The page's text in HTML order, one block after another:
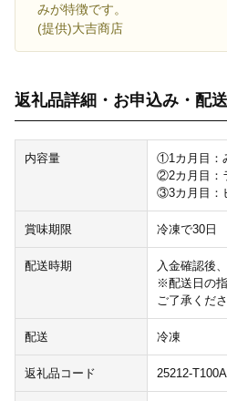
みが特徴です。
(提供)大吉商店
返礼品詳細・お申込み・配送
内容量
①1カ月目：
②2カ月目：
③3カ月目：
賞味期限 冷凍で30日
配送時期
入金確認後
※配送日の
ご了承くださ
配送 冷凍
返礼品コード 25212-